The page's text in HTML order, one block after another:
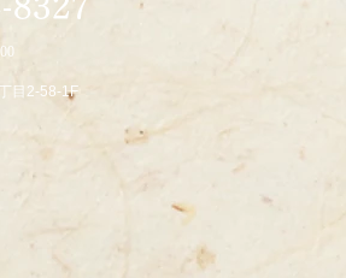
目2-58-1F